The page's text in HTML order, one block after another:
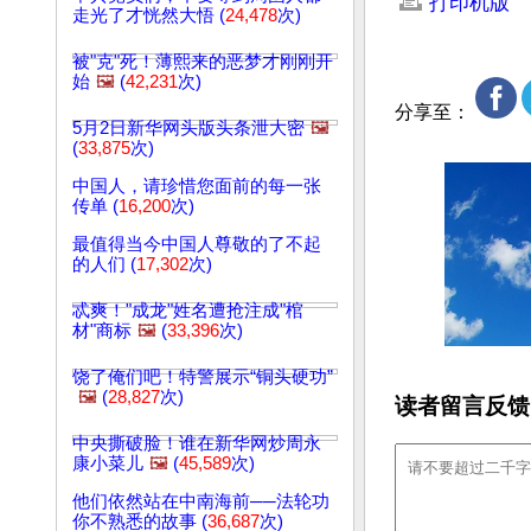
走光了才恍然大悟 (24,478次)
被"克"死！薄熙来的恶梦才刚刚开
始 🖼️ (42,231次)
5月2日新华网头版头条泄大密 🖼️
(33,875次)
中国人，请珍惜您面前的每一张
传单 (16,200次)
最值得当今中国人尊敬的了不起
的人们 (17,302次)
忒爽！"成龙"姓名遭抢注成"棺
材"商标 🖼️ (33,396次)
饶了俺们吧！特警展示“铜头硬功”
🖼️ (28,827次)
中央撕破脸！谁在新华网炒周永
康小菜儿 🖼️ (45,589次)
他们依然站在中南海前──法轮功
你不熟悉的故事 (36,687次)
分享至：
读者留言反